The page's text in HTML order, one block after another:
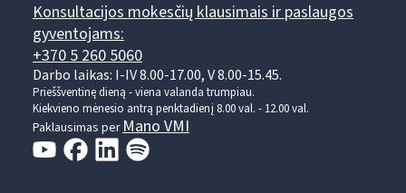
Konsultacijos mokesčių klausimais ir paslaugos
gyventojams:
+370 5 260 5060
Darbo laikas: I-IV 8.00-17.00, V 8.00-15.45.
Prieššventinę dieną - viena valanda trumpiau.
Kiekvieno mėnesio antrą penktadienį 8.00 val. - 12.00 val.
Paklausimas perMano VMI